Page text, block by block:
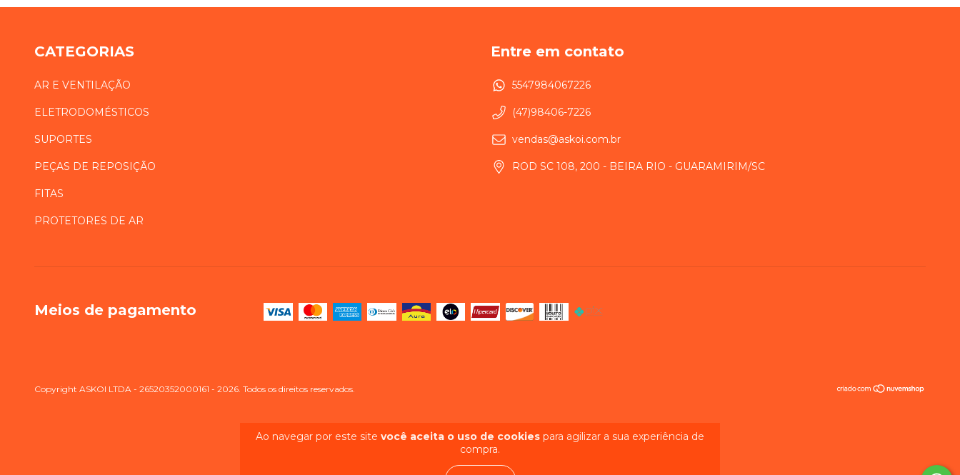
Ao navegar por este site você aceita o uso de cookies para agilizar a sua experiência de
compra.
CATEGORIAS
AR E VENTILAÇÃO
ELETRODOMÉSTICOS
SUPORTES
PEÇAS DE REPOSIÇÃO
FITAS
PROTETORES DE AR
Entre em contato
5547984067226
(47)98406-7226
vendas@askoi.com.br
ROD SC 108, 200 - BEIRA RIO - GUARAMIRIM/SC
Meios de pagamento
Copyright ASKOI LTDA - 26520352000161 - 2026. Todos os direitos reservados.